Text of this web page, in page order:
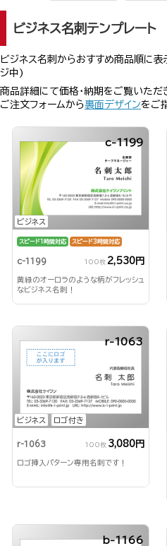
ビジネス名刺テンプレート
ビジネス名刺からおすすめ商品順に
ジ中)
商品詳細にて価格・納期をご覧いただ
ご注文フォームから裏面デザインをご
ビジネス
c-1199
スピード1時間対応 スピード3時間対応
c-1199 100枚 2,530円
黄緑のオーロラのような柄がフレッシュ
なビジネス名刺！
ビジネス ロゴ付き
r-1063
r-1063 100枚 3,080円
ロゴ挿入パターン専用名刺です！
b-1166